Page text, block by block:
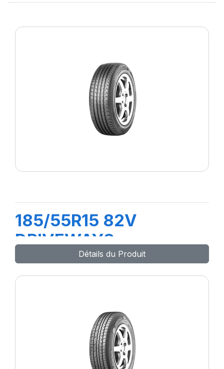
185/55R15 82V
DRIVEWAYS
Détails du Produit